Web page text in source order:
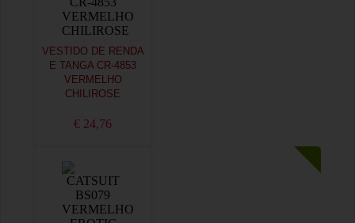
VESTIDO DE RENDA
E TANGA CR-4853
VERMELHO
CHILIROSE
€ 24,76